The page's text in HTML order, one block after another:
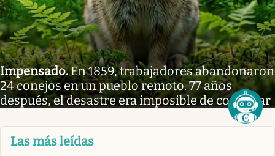
Impensado.En 1859, trabajadores abandonaron
24 conejos en un pueblo remoto. 77 años
después, el desastre era imposible de controlar
Las más leídas